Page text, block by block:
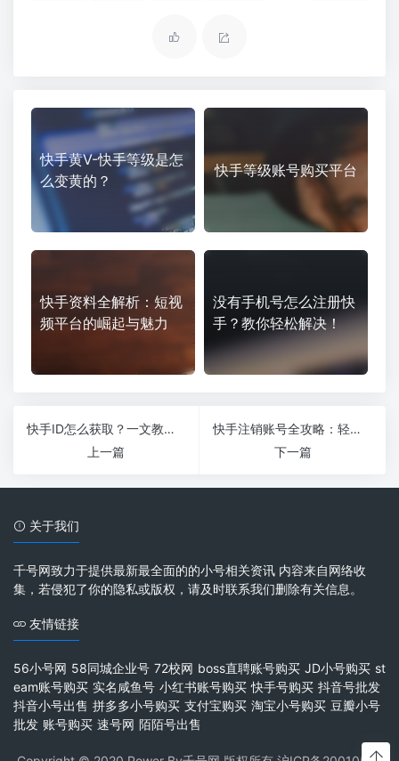
快手黄V-快手等级是怎
么变黄的？
快手等级账号购买平台
快手资料全解析：短视
频平台的崛起与魅力
没有手机号怎么注册快
手？教你轻松解决！
快手ID怎么获取？一文教你轻松玩转快手平台
上一篇
快手注销账号全攻略：轻松几步完成账号注销
下一篇
关于我们
千号网致力于提供最新最全面的的小号相关资讯 内容来自网络收
集，若侵犯了你的隐私或版权，请及时联系我们删除有关信息。
友情链接
56小号网 58同城企业号 72校网 boss直聘账号购买 JD小号购买 st
eam账号购买 实名咸鱼号 小红书账号购买 快手号购买 抖音号批发
抖音小号出售 拼多多小号购买 支付宝购买 淘宝小号购买 豆瓣小号
批发 账号购买 速号网 陌陌号出售